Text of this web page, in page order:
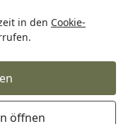
in den Cookie-
öffnen